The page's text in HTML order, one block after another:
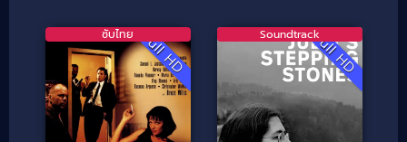
Full HD
ซับไทย Full HD
Soundtrack